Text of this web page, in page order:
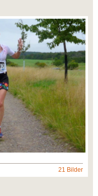
21 Bilder